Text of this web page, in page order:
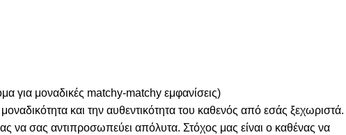
για μοναδικές matchy-matchy εμφανίσεις)
και την αυθεντικότητα του καθενός από εσάς ξεχωριστά.
να σας αντιπροσωπεύει απόλυτα. Στόχος μας είναι ο καθένας να